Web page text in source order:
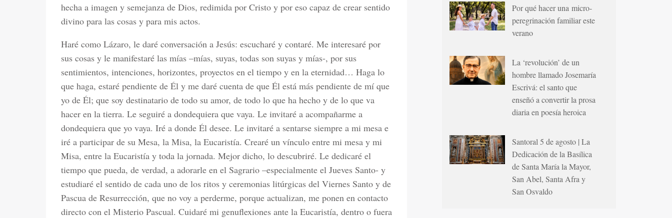
hecha a imagen y semejanza de Dios, redimida por Cristo y por eso capaz de crear sentido
divino para las cosas y para mis actos.
Haré como Lázaro, le daré conversación a Jesús: escucharé y contaré. Me interesaré por
sus cosas y le manifestaré las mías –mías, suyas, todas son suyas y mías-, por sus
sentimientos, intenciones, horizontes, proyectos en el tiempo y en la eternidad… Haga lo
que haga, estaré pendiente de Él y me daré cuenta de que Él está más pendiente de mí que
yo de Él; que soy destinatario de todo su amor, de todo lo que ha hecho y de lo que va
hacer en la tierra. Le seguiré a dondequiera que vaya. Le invitaré a acompañarme a
dondequiera que yo vaya. Iré a donde Él desee. Le invitaré a sentarse siempre a mi mesa e
iré a participar de su Mesa, la Misa, la Eucaristía. Crearé un vínculo entre mi mesa y mi
Misa, entre la Eucaristía y toda la jornada. Mejor dicho, lo descubriré. Le dedicaré el
tiempo que pueda, de verdad, a adorarle en el Sagrario –especialmente el Jueves Santo- y
estudiaré el sentido de cada uno de los ritos y ceremonias litúrgicas del Viernes Santo y de
Pascua de Resurrección, que no voy a perderme, porque actualizan, me ponen en contacto
directo con el Misterio Pascual. Cuidaré mi genuflexiones ante la Eucaristía, dentro o fuera
Por qué hacer una micro-
peregrinación familiar este
verano
La ‘revolución’ de un
hombre llamado Josemaría
Escrivá: el santo que
enseñó a convertir la prosa
diaria en poesía heroica
Santoral 5 de agosto | La
Dedicación de la Basílica
de Santa María la Mayor,
San Abel, Santa Afra y
San Osvaldo